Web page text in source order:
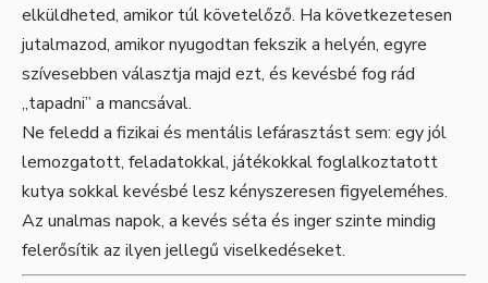
elküldheted, amikor túl követelőző. Ha következetesen
jutalmazod, amikor nyugodtan fekszik a helyén, egyre
szívesebben választja majd ezt, és kevésbé fog rád
„tapadni” a mancsával.
Ne feledd a fizikai és mentális lefárasztást sem: egy jól
lemozgatott, feladatokkal, játékokkal foglalkoztatott
kutya sokkal kevésbé lesz kényszeresen figyeleméhes.
Az unalmas napok, a kevés séta és inger szinte mindig
felerősítik az ilyen jellegű viselkedéseket.